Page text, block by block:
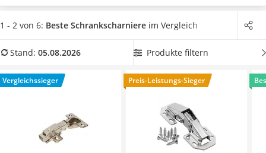
Überwachungskamera
Benzinrasenmäher mit Elektrostart
Löschdecke
Winterharte Palmen
Gasdurchlauferhitzer
bei einem verstellbaren Modell besonders einfach
ausrichten. Bei der Verwendung im Badezimmer oder im
berücksichtigen.Wählen Sie jetzt Schrankscharniere mit
Ihre Türen immer leise schließen und die Kinder nicht
aufwecken. Überzeugt hat uns hier im August 2026
Kotarbau Schrankscharniere
seinen Eigenschaften.
1 - 2 von 6: Beste Schrankscharniere im Vergleich
Stand: 05.08.2026 Produkte filtern
Vergleichssieger Preis-Leistungs-Sieger